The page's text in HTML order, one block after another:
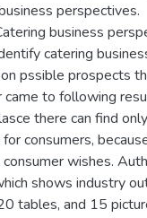
perspectives.
business
catering
pssible prospects
came to following
there can find
consumers,
wishes.
shows industry
tables, and 15